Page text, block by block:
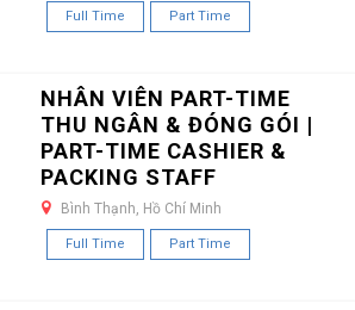
Full Time Part Time
NHÂN VIÊN PART-TIME
THU NGÂN & ĐÓNG GÓI |
PART-TIME CASHIER &
PACKING STAFF
Bình Thạnh, Hồ Chí Minh
Full Time Part Time